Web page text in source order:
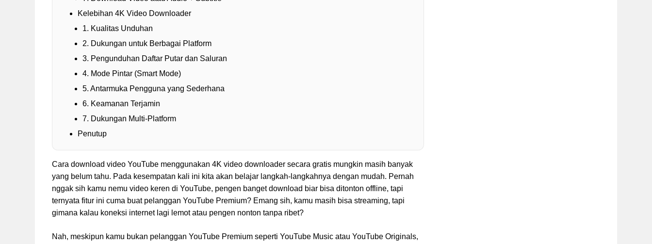
Kelebihan 4K Video Downloader
1. Kualitas Unduhan
2. Dukungan untuk Berbagai Platform
3. Pengunduhan Daftar Putar dan Saluran
4. Mode Pintar (Smart Mode)
5. Antarmuka Pengguna yang Sederhana
6. Keamanan Terjamin
7. Dukungan Multi-Platform
Penutup
Cara download video YouTube menggunakan 4K video downloader secara gratis mungkin masih banyak
yang belum tahu. Pada kesempatan kali ini kita akan belajar langkah-langkahnya dengan mudah. Pernah
nggak sih kamu nemu video keren di YouTube, pengen banget download biar bisa ditonton offline, tapi
ternyata fitur ini cuma buat pelanggan YouTube Premium? Emang sih, kamu masih bisa streaming, tapi
gimana kalau koneksi internet lagi lemot atau pengen nonton tanpa ribet?
Nah, meskipun kamu bukan pelanggan YouTube Premium seperti YouTube Music atau YouTube Originals,